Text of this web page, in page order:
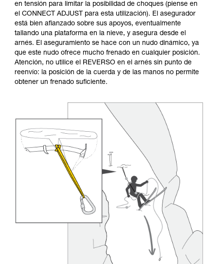
en tensión para limitar la posibilidad de choques (piense en
el CONNECT ADJUST para esta utilización). El asegurador
está bien afianzado sobre sus apoyos, eventualmente
tallando una plataforma en la nieve, y asegura desde el
arnés. El aseguramiento se hace con un nudo dinámico, ya
que este nudo ofrece mucho frenado en cualquier posición.
Atención, no utilice el REVERSO en el arnés sin punto de
reenvío: la posición de la cuerda y de las manos no permite
obtener un frenado suficiente.